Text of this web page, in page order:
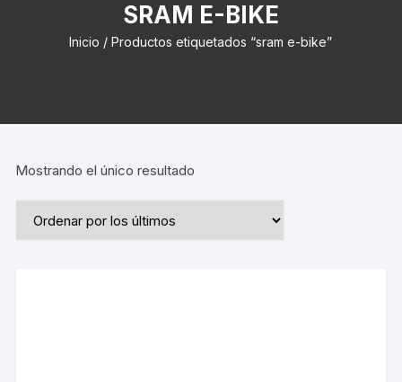
SRAM E-BIKE
Inicio / Productos etiquetados “sram e-bike”
Mostrando el único resultado